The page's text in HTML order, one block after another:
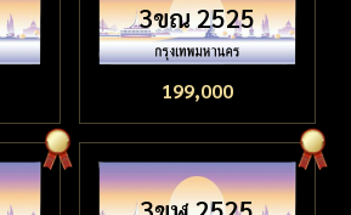
3ขณ 2525
199,000